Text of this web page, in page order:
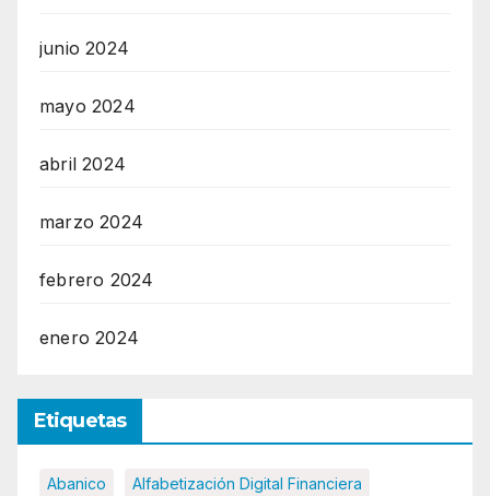
junio 2024
mayo 2024
abril 2024
marzo 2024
febrero 2024
enero 2024
Etiquetas
Abanico Alfabetización Digital Financiera